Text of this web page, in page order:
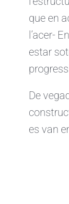
que en
l’acer-
estar
De
es van